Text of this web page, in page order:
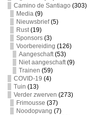
Camino de Santiago (303)
Media(9)
Nieuwsbrief(5)
Rust(19)
Sponsors(3)
Voorbereiding (126)
Aangeschaft(53)
Niet aangeschaft(9)
Trainen (59)
COVID-19 (4)
Tuin (13)
Verder zwerven (273)
Frimousse (37)
Noodopvang (7)